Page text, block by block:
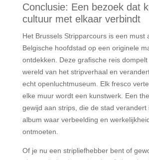
Conclusie: Een bezoek dat
cultuur met elkaar verbindt
Het Brussels Stripparcours is een must
Belgische hoofdstad op een originele
ontdekken. Deze grafische reis
wereld van het stripverhaal en
echt openluchtmuseum. Elk fresco
elke muur wordt een kunstwerk. Een
gewijd aan strips, die de stad verandert
album waar verbeelding en
ontmoeten.
Of je nu een stripliefhebber bent of